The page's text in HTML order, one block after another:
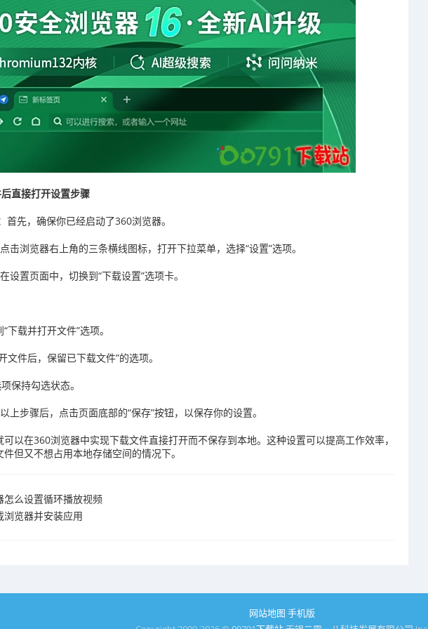
直接打开设置步骤
首先，确保你已经启动了360浏览器。
击浏览器右上角的三条横线图标，打开下拉菜单，选择“设置”选项。
设置页面中，切换到“下载设置”选项卡。
下载并打开文件”选项。
文件后，保留已下载文件”的选项。
保持勾选状态。
上步骤后，点击页面底部的“保存”按钮，以保存你的设置。
以在360浏览器中实现下载文件直接打开而不保存到本地。这种设置可以提高工作效率，
但又不想占用本地存储空间的情况下。
怎么设置循环播放视频
浏览器并安装应用
网站地图 手机版